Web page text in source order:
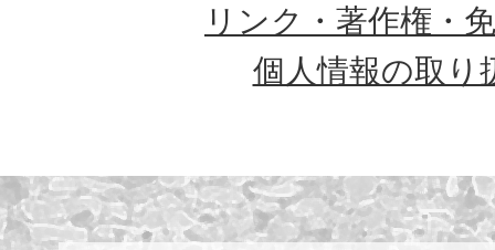
リンク・著作権・
個人情報の取り